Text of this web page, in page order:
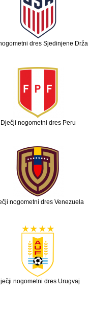
dres Sjedinjene
Dječji nogometni dres Peru
nogometni dres Venezuela
nogometni dres Urugvaj